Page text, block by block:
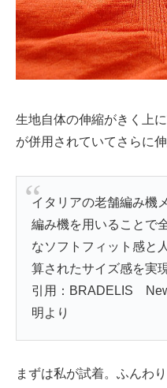
生地自体の伸縮がきく上
が併用されていてさらに
イタリアの老舗編み機
編み機を用いることで
なソフトフィット感と
算されたサイズ感を実
引用：BRADELIS
明より
まずは私が試着。ふんわ